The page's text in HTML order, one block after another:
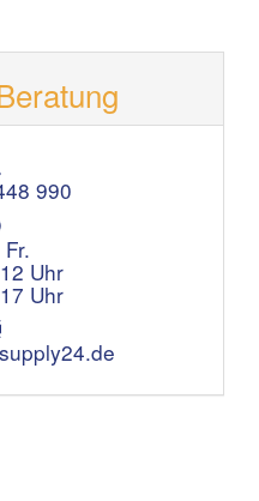
T
e
e
o
n
:
990
Ö
f
n
u
n
g
Uhr
Uhr
E
m
i